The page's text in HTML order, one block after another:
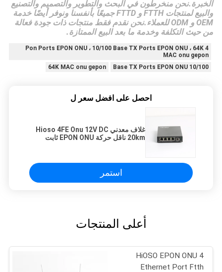
الخبرة.نحن منخرطون في البحث والتطوير والتصميم والتصنيع
والبيع لمنتجات FTTH و FTTD جميعًا بأنفسنا ونوفر أيضًا خدمة
OEM و ODM للعملاء.نحن نقدم فقط منتجات ذات جودة فعالة
من حيث التكلفة وخدمة ما بعد البيع الممتازة.
4 Pon Ports EPON ONU ، 10/100 Base TX Ports EPON ONU ، 64K
MAC onu gepon
10/100 Base TX Ports EPON ONU
64K MAC onu gepon
احصل على افضل سعر ل
غلاف معدني Hioso 4FE Onu 12V DC
20km ناقل حركة EPON ONU ثابت
استمر
أعلى المنتجات
HiOSO EPON ONU 4
Ethernet Port Ftth